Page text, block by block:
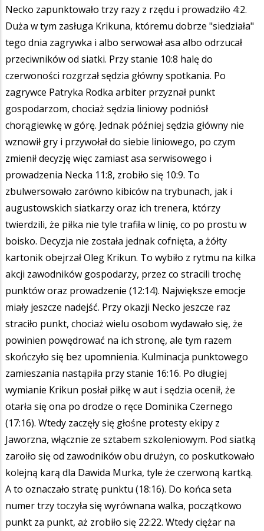
Necko zapunktowało trzy razy z rzędu i prowadziło 4:2.
Duża w tym zasługa Krikuna, któremu dobrze "siedziała"
tego dnia zagrywka i albo serwował asa albo odrzucał
przeciwników od siatki. Przy stanie 10:8 halę do
czerwoności rozgrzał sędzia główny spotkania. Po
zagrywce Patryka Rodka arbiter przyznał punkt
gospodarzom, chociaż sędzia liniowy podniósł
chorągiewkę w górę. Jednak później sędzia główny nie
wznowił gry i przywołał do siebie liniowego, po czym
zmienił decyzję więc zamiast asa serwisowego i
prowadzenia Necka 11:8, zrobiło się 10:9. To
zbulwersowało zarówno kibiców na trybunach, jak i
augustowskich siatkarzy oraz ich trenera, którzy
twierdzili, że piłka nie tyle trafiła w linię, co po prostu w
boisko. Decyzja nie została jednak cofnięta, a żółty
kartonik obejrzał Oleg Krikun. To wybiło z rytmu na kilka
akcji zawodników gospodarzy, przez co stracili trochę
punktów oraz prowadzenie (12:14). Największe emocje
miały jeszcze nadejść. Przy okazji Necko jeszcze raz
straciło punkt, chociaż wielu osobom wydawało się, że
powinien powędrować na ich stronę, ale tym razem
skończyło się bez upomnienia. Kulminacja punktowego
zamieszania nastąpiła przy stanie 16:16. Po długiej
wymianie Krikun posłał piłkę w aut i sędzia ocenił, że
otarła się ona po drodze o ręce Dominika Czernego
(17:16). Wtedy zaczęły się głośne protesty ekipy z
Jaworzna, włącznie ze sztabem szkoleniowym. Pod siatką
zaroiło się od zawodników obu drużyn, co poskutkowało
kolejną karą dla Dawida Murka, tyle że czerwoną kartką.
A to oznaczało stratę punktu (18:16). Do końca seta
numer trzy toczyła się wyrównana walka, początkowo
punkt za punkt, aż zrobiło się 22:22. Wtedy ciężar na